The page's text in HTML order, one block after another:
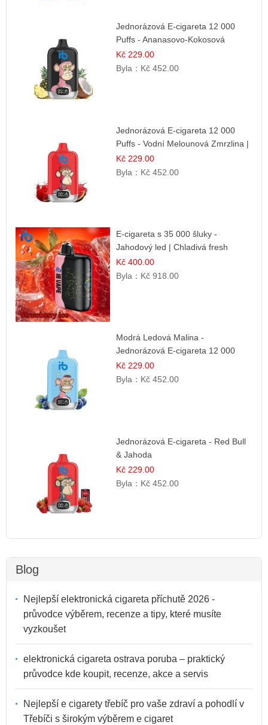
Jednorázová E-cigareta 12 000
Puffs - Ananasovo-Kokosová
Zmrzlina | Tropický dezert
Kč 229.00
Byla： Kč 452.00
Jednorázová E-cigareta 12 000
Puffs - Vodní Melounová Zmrzlina |
Letní dezertní příchuť
Kč 229.00
Byla： Kč 452.00
E-cigareta s 35 000 šluky -
Jahodový led | Chladivá fresh
příchuť
Kč 400.00
Byla： Kč 918.00
Modrá Ledová Malina -
Jednorázová E-cigareta 12 000
šluků | Osvěžující Bobulová Příchuť
Kč 229.00
Byla： Kč 452.00
Jednorázová E-cigareta - Red Bull
& Jahoda
Kč 229.00
Byla： Kč 452.00
Blog
Nejlepší elektronická cigareta příchutě 2026 -
průvodce výběrem, recenze a tipy, které musíte
vyzkoušet
elektronická cigareta ostrava poruba – praktický
průvodce kde koupit, recenze, akce a servis
Nejlepší e cigarety třebíč pro vaše zdraví a pohodlí v
Třebíči s širokým výběrem e cigaret